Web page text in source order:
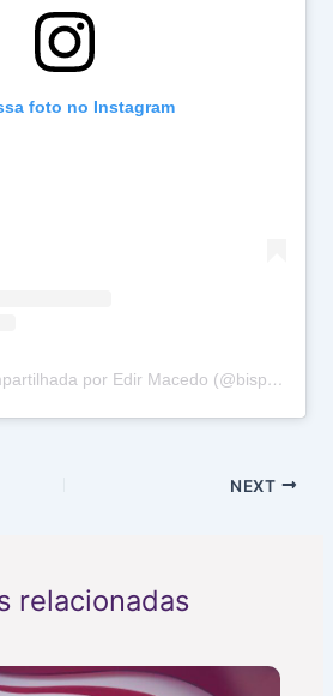
foto no Instagram
Uma publicação compartilhada por Edir Macedo (@bispomacedo)
NEXT
relacionadas